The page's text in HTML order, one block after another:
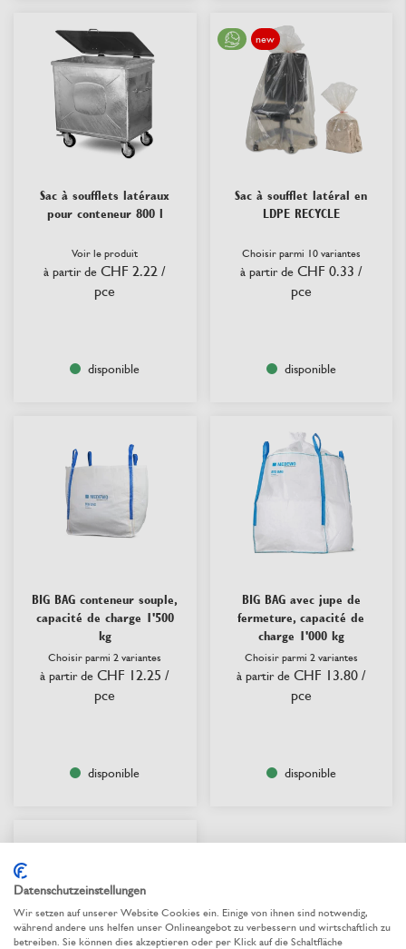
Sac à soufflets latéraux
pour conteneur 800 l
Voir le produit
à partir de CHF 2.22 /
pce
disponible
new
Sac à soufflet latéral en
LDPE RECYCLE
Choisir parmi 10 variantes
à partir de CHF 0.33 /
pce
disponible
BIG BAG conteneur souple,
capacité de charge 1'500
kg
Choisir parmi 2 variantes
à partir de CHF 12.25 /
pce
disponible
BIG BAG avec jupe de
fermeture, capacité de
charge 1'000 kg
Choisir parmi 2 variantes
à partir de CHF 13.80 /
pce
disponible
Datenschutzeinstellungen
Wir setzen auf unserer Website Cookies ein. Einige von ihnen sind notwendig,
während andere uns helfen unser Onlineangebot zu verbessern und wirtschaftlich zu
betreiben. Sie können dies akzeptieren oder per Klick auf die Schaltfläche